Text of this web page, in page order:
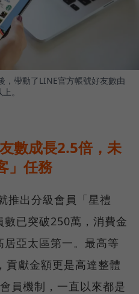
，帶動了LINE官方帳號好友數由
。
數成長2.5倍，未
」任務
推出分級會員「星禮
已突破250萬，消費金
亞太區第一。最高等
貢獻金額更是高達整體
員機制，一直以來都是